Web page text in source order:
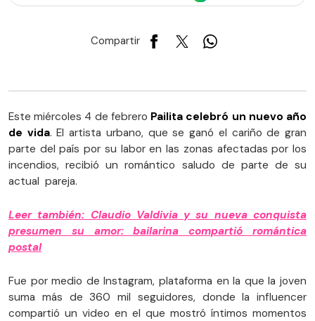
Compartir
Este miércoles 4 de febrero Pailita celebró un nuevo año
de vida. El artista urbano, que se ganó el cariño de gran
parte del país por su labor en las zonas afectadas por los
incendios, recibió un romántico saludo de parte de su
actual pareja.
Leer también: Claudio Valdivia y su nueva conquista
presumen su amor: bailarina compartió romántica
postal
Fue por medio de Instagram, plataforma en la que la joven
suma más de 360 mil seguidores, donde la influencer
compartió un video en el que mostró íntimos momentos